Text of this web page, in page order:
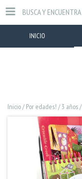
BUSCA Y ENCUENTRA
INICIO
Inicio/ Por edades! /3 años/